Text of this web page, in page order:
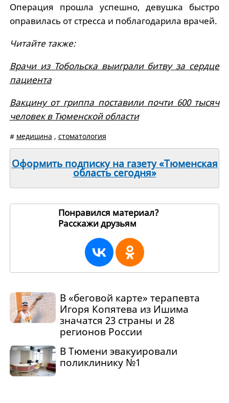
Операция прошла успешно, девушка быстро
оправилась от стресса и поблагодарила врачей.
Читайте также:
Врачи из Тобольска выиграли битву за сердце
пациента
Вакцину от гриппа поставили почти 600 тысяч
человек в Тюменской области
# медицина , стоматология
Оформить подписку на газету «Тюменская
область сегодня»
Понравился материал?
Расскажи друзьям
В «беговой карте» терапевта
Игоря Копятева из Ишима
значатся 23 страны и 28
регионов России
В Тюмени эвакуировали
поликлинику №1